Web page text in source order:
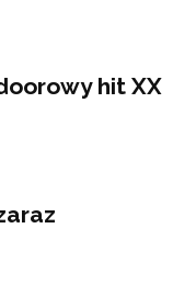
hit XX